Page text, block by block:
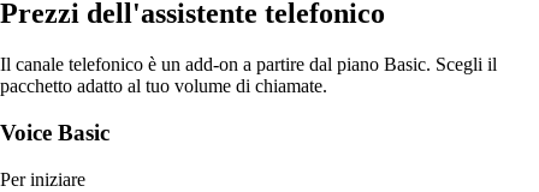
Prezzi dell'assistente telefonico
Il canale telefonico è un add-on a partire dal piano Basic. Scegli il
pacchetto adatto al tuo volume di chiamate.
Voice Basic
Per iniziare